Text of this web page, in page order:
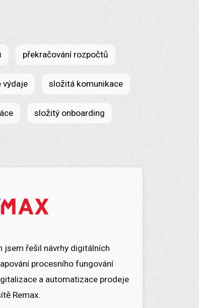
překračování rozpočtů
výdaje složitá komunikace
složitý onboarding
jsem řešil návrhy digitálních
procesního fungování
a automatizace prodeje
Remax.